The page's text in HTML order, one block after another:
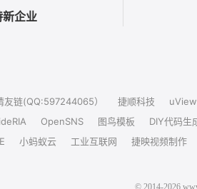
新企业
友链(QQ:597244065） 捷顺科技
uView
OpenSNS 图鸟模板
DIY代码生
小蚂蚁云 工业互联网 捷映视频制作
© 2014-2026